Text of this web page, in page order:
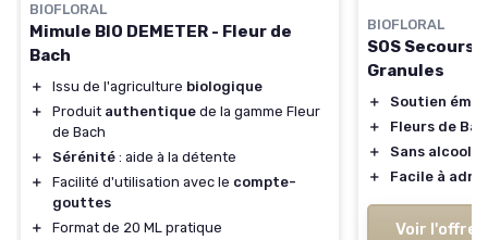
BIOFLORAL
Mimule BIO DEMETER - Fleur de
Bach
＋ Issu de l'agriculture biologique
＋
Produit authentique de la gamme Fleur
de Bach
＋
Sérénité : aide à la détente
＋
Facilité d'utilisation avec le compte-
gouttes
＋
Format de 20 ML pratique
BIOFLORAL
SOS Secours
Granules
＋
Soutien
＋
Fleurs de
＋
Sans alcool
＋
Facile à
Voir l'offre